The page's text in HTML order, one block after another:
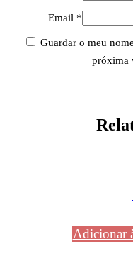
Email *
Guardar o meu
próxima
Adicionar